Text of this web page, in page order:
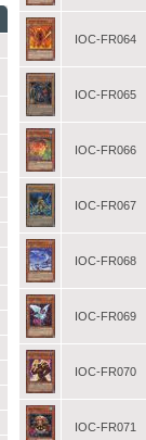
IOC-FR064
IOC-FR065
IOC-FR066
IOC-FR067
IOC-FR068
IOC-FR069
IOC-FR070
IOC-FR071